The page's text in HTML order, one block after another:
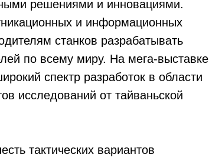
решениями и инновациями.
и информационных
станков разрабатывать
по всему миру. На мега-выставке
спектр разработок в области
исследований от тайваньской
тактических вариантов